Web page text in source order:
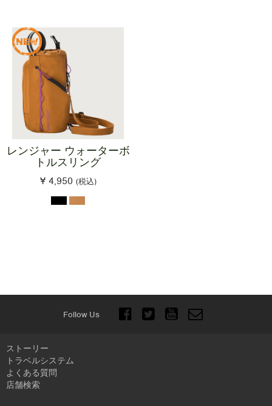
レンジャー ウォーターボ
トルスリング
¥ 4,950 (税込)
Follow Us
ストーリー
トラベルシステム
よくある質問
店舗検索